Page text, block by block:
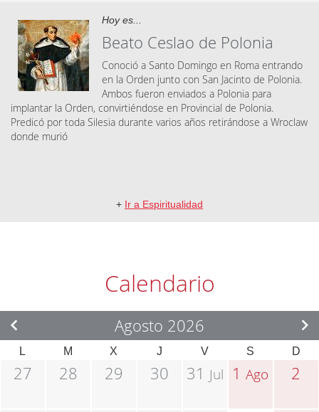
Hoy es...
Beato Ceslao de Polonia
Conoció a Santo Domingo en Roma entrando
en la Orden junto con San Jacinto de Polonia.
Ambos fueron enviados a Polonia para
implantar la Orden, convirtiéndose en Provincial de Polonia.
Predicó por toda Silesia durante varios años retirándose a Wroclaw
donde murió
+ Ir a Espiritualidad
Calendario
Agosto 2026
L M X J V S D
27 28 29 30 31 Jul 1Ago 2